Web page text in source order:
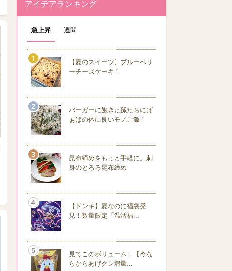
アイデアランキング
急上昇 週間
【夏のスイーツ】ブルーベリ
ーチーズケーキ！
バーガーに飽きた孫たちにば
ぁばの体に良いモノご飯！
昆布締めをもっと手軽に。刺
身のとろろ昆布締め
【ドンキ】夏なのに福袋発
見！数量限定「温活福...
見てこのボリューム！【今な
らからあげクン増量...